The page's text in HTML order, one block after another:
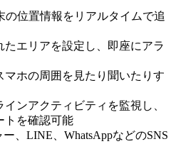
の位置情報をリアルタイムで追
たエリアを設定し、即座にアラ
マホの周囲を見たり聞いたりす
ンアクティビティを監視し、
トを確認可能
ー、LINE、WhatsAppなどのSNS